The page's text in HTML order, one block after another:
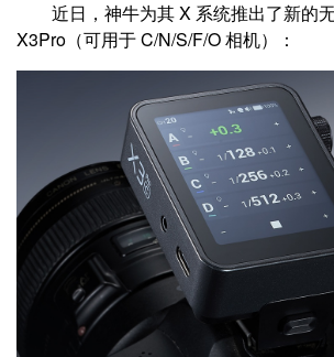
近日，神牛为其 X 系统推出了新的
X3Pro（可用于 C/N/S/F/O 相机）：